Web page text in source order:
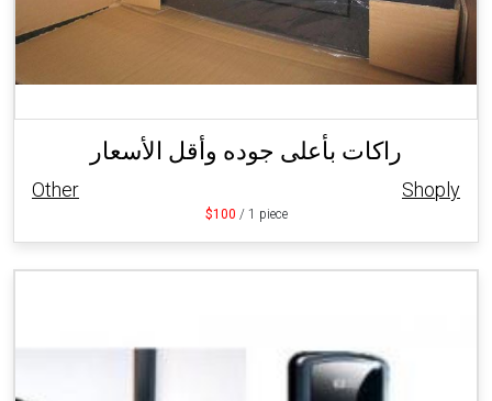
راكات بأعلى جوده وأقل الأسعار
Other Shoply
$100 / 1 piece